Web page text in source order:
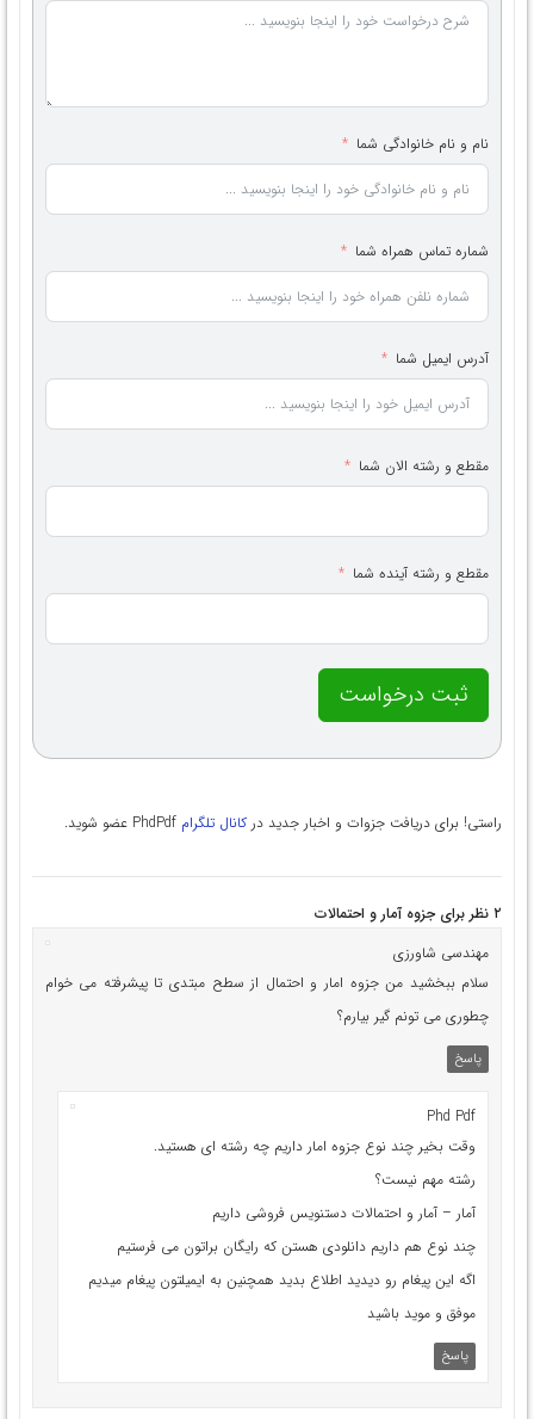
نام و نام خانوادگی شما
شماره تماس همراه شما
آدرس ایمیل شما
مقطع و رشته الان شما
مقطع و رشته آینده شما
ثبت درخواست
راستی! برای دریافت جزوات و اخبار جدید در کانال تلگرام
۲ نظر برای
جزوه آمار و احتمالات
مهندسی شاورزی
سلام ببخشید من جزوه امار و احتمال از سطح مبتدی تا پیشرفته می خوام
چطوری می تونم گیر بیارم؟
پاسخ
Phd Pdf
وقت بخیر چند نوع جزوه امار داریم چه رشته ای هستید.
رشته مهم نیست؟
آمار – آمار و احتمالات دستنویس فروشی داریم
چند نوع هم داریم دانلودی هستن که رایگان براتون می فرستیم
اگه این پیغام رو دیدید اطلاع بدید همچنین به ایمیلتون پیغام میدیم
موفق و موید باشید
پاسخ